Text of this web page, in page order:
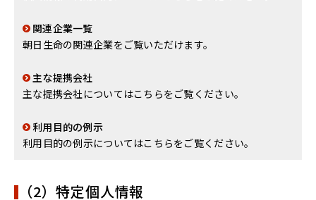
関連企業一覧
朝日生命の関連企業をご覧いただけます。
主な提携会社
主な提携会社についてはこちらをご覧ください。
利用目的の例示
利用目的の例示についてはこちらをご覧ください。
（2）特定個人情報